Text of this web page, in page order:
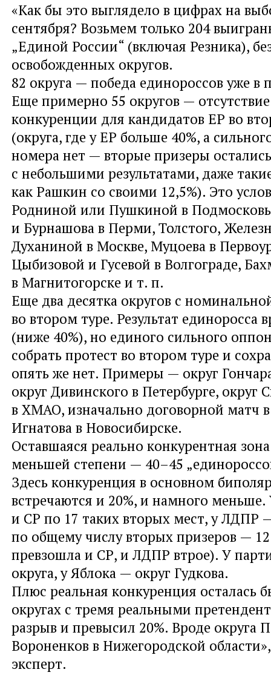
«Как бы это выглядело в цифрах на
сентября? Возьмем только 204
„Единой России“ (включая Резника),
освобожденных округов.
82 округа — победа единороссов уже в
Еще примерно 55 округов —
конкуренции для кандидатов ЕР во
(округа, где у ЕР больше 40%, а
номера нет — вторые призеры
с небольшими результатами, даже
как Рашкин со своими 12,5%). Это
Родниной или Пушкиной в
и Бурнашова в Перми, Толстого,
Духаниной в Москве, Муцоева в
Цыбизовой и Гусевой в Волгограде,
в Магнитогорске и т. п.
Еще два десятка округов с
во втором туре. Результат единоросса
(ниже 40%), но единого сильного
собрать протест во втором туре и
опять же нет. Примеры — округ
округ Дивинского в Петербурге, округ
в ХМАО, изначально договорной матч в
Игнатова в Новосибирске.
Оставшаяся реально конкурентная
меньшей степени — 40–45
Здесь конкуренция в основном
встречаются и 20%, и намного
и СР по 17 таких вторых мест, у ЛДПР
по общему числу вторых призеров —
превзошла и СР, и ЛДПР втрое). У
округа, у Яблока — округ Гудкова.
Плюс реальная конкуренция осталась
округах с тремя реальными
разрыв и превысил 20%. Вроде округа
Вороненков в Нижегородской
эксперт.